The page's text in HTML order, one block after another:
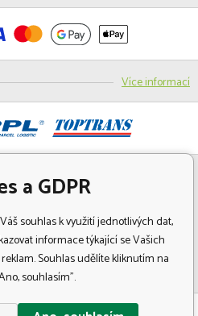
Více informací
a GDPR
souhlas k využití jednotlivých dat,
informace týkající se Vašich
Souhlas udělíte kliknutím na
souhlasím".